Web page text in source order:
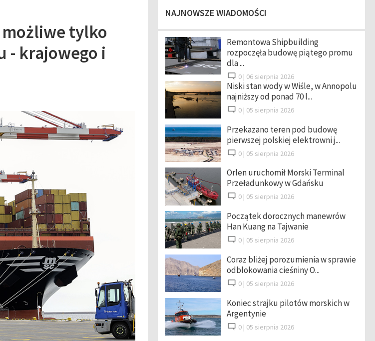
tylko
- krajowego i
NAJNOWSZE WIADOMOŚCI
Remontowa Shipbuilding
rozpoczęła budowę piątego promu
dla ...
0 | 06 sierpnia 2026
Niski stan wody w Wiśle, w Annopolu
najniższy od ponad 70 l...
0 | 05 sierpnia 2026
Przekazano teren pod budowę
pierwszej polskiej elektrowni j...
0 | 05 sierpnia 2026
Orlen uruchomił Morski Terminal
Przeładunkowy w Gdańsku
0 | 05 sierpnia 2026
Początek dorocznych manewrów
Han Kuang na Tajwanie
0 | 05 sierpnia 2026
Coraz bliżej porozumienia w sprawie
odblokowania cieśniny O...
0 | 05 sierpnia 2026
Koniec strajku pilotów morskich w
Argentynie
0 | 05 sierpnia 2026